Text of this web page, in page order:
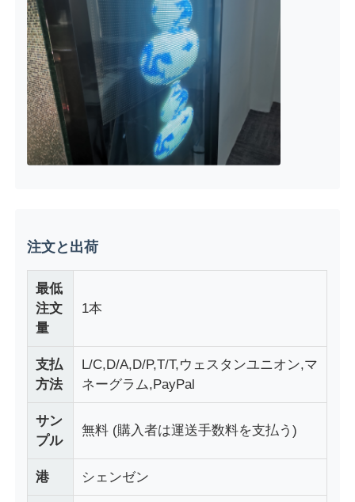
注文と出荷
最低
注文
量
1本
支払
方法
L/C,D/A,D/P,T/T,ウェスタンユニオン,マ
ネーグラム,PayPal
サン
プル
無料 (購入者は運送手数料を支払う)
港 シェンゼン